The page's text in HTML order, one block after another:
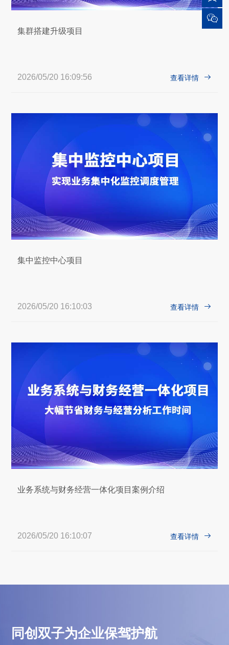

集群搭建升级项目
2026/05/20 16:09:56 查看详情 
集中监控中心项目
2026/05/20 16:10:03 查看详情 
业务系统与财务经营一体化项目案例介绍
2026/05/20 16:10:07 查看详情 
同创双子为企业保驾护航